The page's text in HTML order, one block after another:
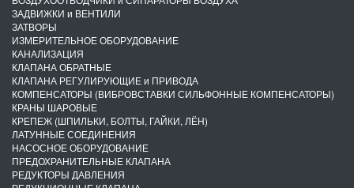
ЗАДВИЖКИ и ВЕНТИЛИ
ЗАТВОРЫ
ИЗМЕРИТЕЛЬНОЕ ОБОРУДОВАНИЕ
КАНАЛИЗАЦИЯ
КЛАПАНА ОБРАТНЫЕ
КЛАПАНА РЕГУЛИРУЮЩИЕ и ПРИВОДА
КОМПЕНСАТОРЫ (ВИБРОВСТАВКИ СИЛЬФОННЫЕ КОМПЕНСАТОРЫ)
КРАНЫ ШАРОВЫЕ
КРЕПЕЖ (ШПИЛЬКИ, БОЛТЫ, ГАЙКИ, ЛЁН)
ЛАТУННЫЕ СОЕДИНЕНИЯ
НАСОСНОЕ ОБОРУДОВАНИЕ
ПРЕДОХРАНИТЕЛЬНЫЕ КЛАПАНА
РЕДУКТОРЫ ДАВЛЕНИЯ